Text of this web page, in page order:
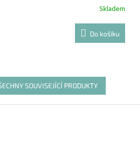
Skladem
Do košíku
SOUVISEJÍCÍ PRODUKTY